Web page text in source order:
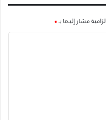
مشار إليها بـ*